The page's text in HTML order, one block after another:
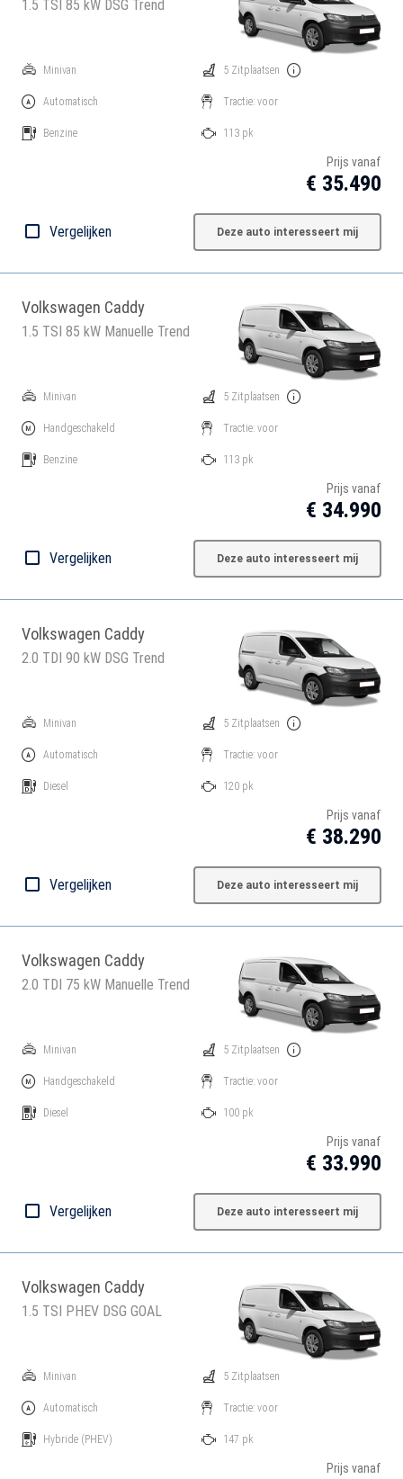
1.5 TSI 85 kW DSG Trend
Minivan
Automatisch
Benzine
5 Zitplaatsen
Tractie: voor
113 pk
Prijs vanaf
€ 35.490
Vergelijken Deze auto interesseert mij
Volkswagen Caddy
1.5 TSI 85 kW Manuelle Trend
Minivan
Handgeschakeld
Benzine
5 Zitplaatsen
Tractie: voor
113 pk
Prijs vanaf
€ 34.990
Vergelijken Deze auto interesseert mij
Volkswagen Caddy
2.0 TDI 90 kW DSG Trend
Minivan
Automatisch
Diesel
5 Zitplaatsen
Tractie: voor
120 pk
Prijs vanaf
€ 38.290
Vergelijken Deze auto interesseert mij
Volkswagen Caddy
2.0 TDI 75 kW Manuelle Trend
Minivan
Handgeschakeld
Diesel
5 Zitplaatsen
Tractie: voor
100 pk
Prijs vanaf
€ 33.990
Vergelijken Deze auto interesseert mij
Volkswagen Caddy
1.5 TSI PHEV DSG GOAL
Minivan
Automatisch
Hybride (PHEV)
5 Zitplaatsen
Tractie: voor
147 pk
Prijs vanaf